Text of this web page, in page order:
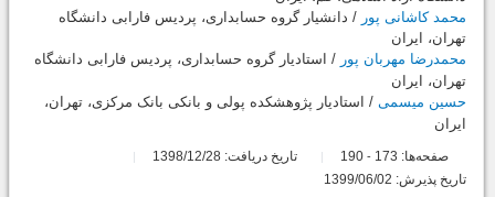
محمد کاشانی پور / دانشیار گروه حسابداری، پردیس فارابی دانشگاه
تهران، ایران
محمدرضا مهربان پور / استادیار گروه حسابداری، پردیس فارابی دانشگاه
تهران، ایران
حسین میسمی / استادیار پژوهشکده پولی و بانکی بانک مرکزی، تهران،
ایران
صفحه‌ها: 173
-
تاریخ دریافت: 1398/12/28
تاریخ پذیرش: 1399/06/02